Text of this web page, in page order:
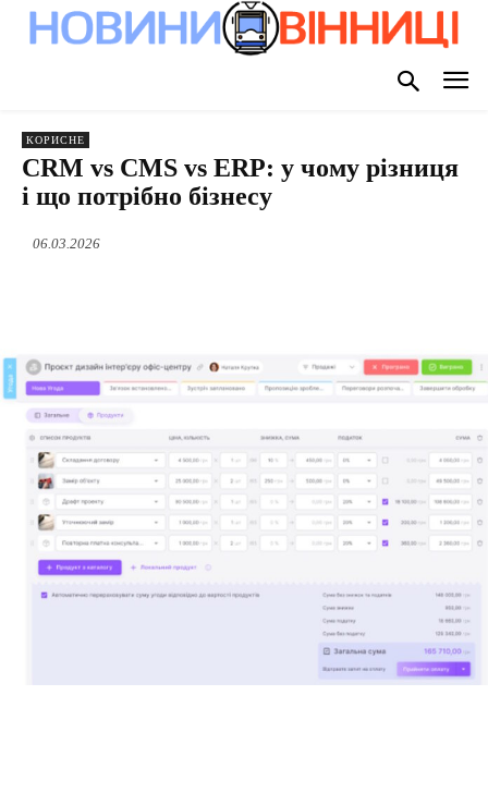
КОРИСНЕ
CRM vs CMS vs ERP: у чому різниця
і що потрібно бізнесу
06.03.2026